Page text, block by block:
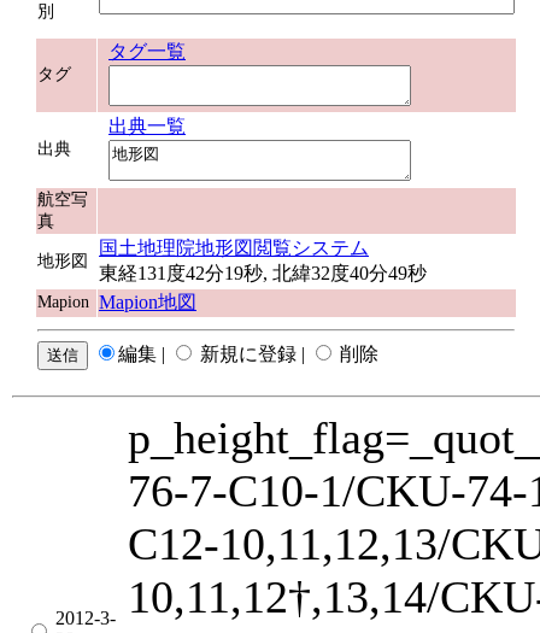
別
タグ
タグ一覧
出典
出典一覧
航空写
真
地形図
国土地理院地形図閲覧システム
東経131度42分19秒, 北緯32度40分49秒
Mapion Mapion地図
編集 | 新規に登録 | 削除
2012-3-
76-7-C10-1/CKU-
C12-10,11,12,13/
10,11,12†,13,14/